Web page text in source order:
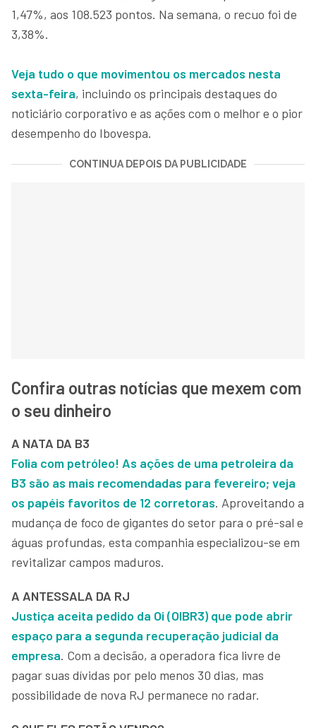
1,47%, aos 108.523 pontos. Na semana, o recuo foi de
3,38%.
Veja tudo o que movimentou os mercados nesta
sexta-feira, incluindo os principais destaques do
noticiário corporativo e as ações com o melhor e o pior
desempenho do Ibovespa.
CONTINUA DEPOIS DA PUBLICIDADE
Confira outras notícias que mexem com
o seu dinheiro
A NATA DA B3
Folia com petróleo! As ações de uma petroleira da
B3 são as mais recomendadas para fevereiro; veja
os papéis favoritos de 12 corretoras. Aproveitando a
mudança de foco de gigantes do setor para o pré-sal e
águas profundas, esta companhia especializou-se em
revitalizar campos maduros.
A ANTESSALA DA RJ
Justiça aceita pedido da Oi (OIBR3) que pode abrir
espaço para a segunda recuperação judicial da
empresa. Com a decisão, a operadora fica livre de
pagar suas dívidas por pelo menos 30 dias, mas
possibilidade de nova RJ permanece no radar.